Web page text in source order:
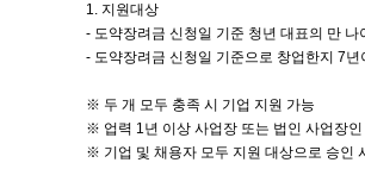
1. 지원대상
- 도약장려금 신청일 기준 청년 대표의 만
- 도약장려금 신청일 기준으로 창업한지 7년
※ 두 개 모두 충족 시 기업 지원 가능
※ 업력 1년 이상 사업장 또는 법인 사업장
※ 기업 및 채용자 모두 지원 대상으로 승인